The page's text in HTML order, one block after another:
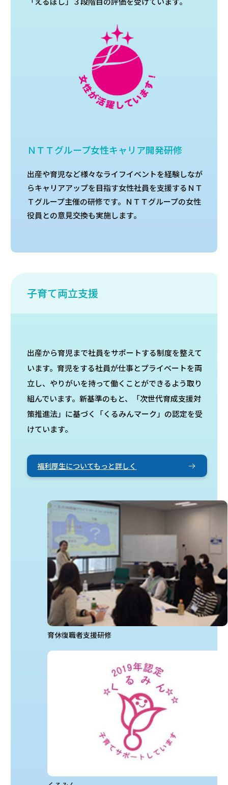
ＮＴＴグループ女性キャリア開発研修
出産や育児など様々なライフイベントを経験しなが
らキャリアアップを目指す女性社員を支援するＮＴ
Ｔグループ主催の研修です。ＮＴＴグループの女性
役員との意見交換も実施します。
子育て両立支援
出産から育児まで社員をサポートする制度を整えて
います。育児をする社員が仕事とプライベートを両
立し、やりがいを持って働くことができるよう取り
組んでいます。新基準のもと、「次世代育成支援対
策推進法」に基づく「くるみんマーク」の認定を受
けています。
福利厚生についてもっと詳しく
育休復職者支援研修